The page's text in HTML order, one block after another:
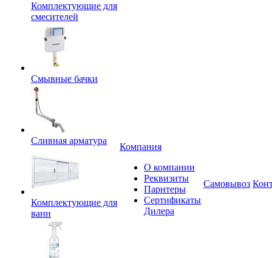
Комплектующие для
смесителей
Смывные бачки
Сливная арматура
Комплектующие для
ванн
Компания
О компании
Реквизиты
Парнтеры
Сертификаты
Дилера
Самовывоз